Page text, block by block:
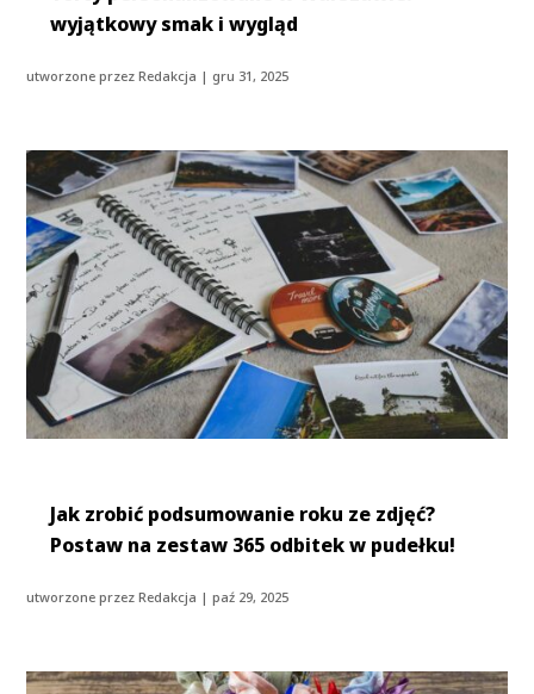
wyjątkowy smak i wygląd
utworzone przezRedakcja | gru 31, 2025
Jak zrobić podsumowanie roku ze zdjęć?
Postaw na zestaw 365 odbitek w pudełku!
utworzone przezRedakcja |paź 29, 2025